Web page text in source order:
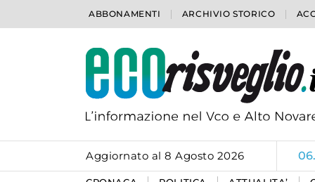
ABBONAMENTI ARCHIVIO STORICO
Aggiornato al 8 Agosto 2026